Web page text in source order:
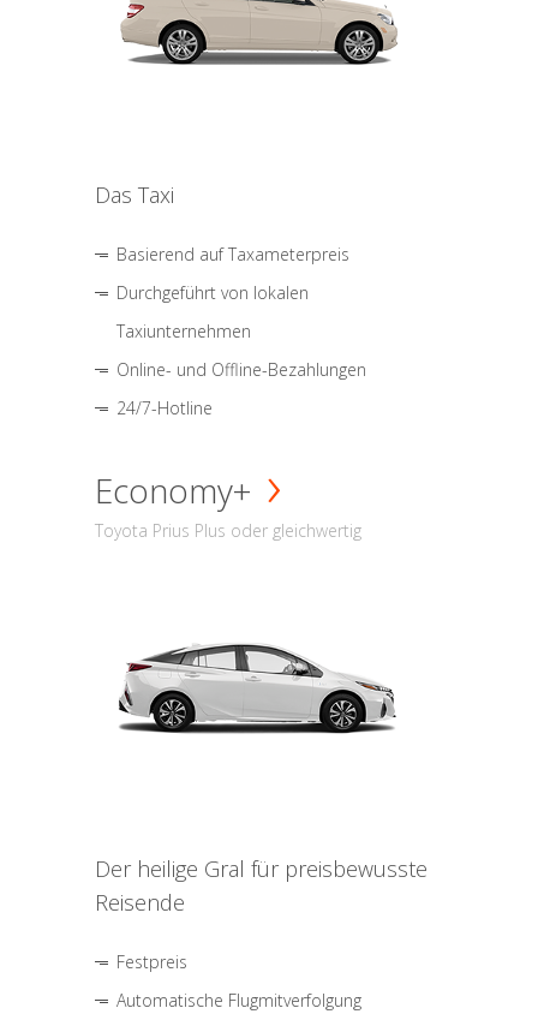
Das Taxi
Basierend auf Taxameterpreis
Durchgeführt von lokalen
Taxiunternehmen
Online- und Offline-Bezahlungen
24/7-Hotline
Economy+
Toyota Prius Plus oder gleichwertig
Der heilige Gral für preisbewusste
Reisende
Festpreis
Automatische Flugmitverfolgung